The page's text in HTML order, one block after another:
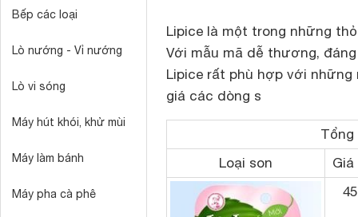
Bếp các loại
Lò nướng - Vỉ nướng
Lò vi sóng
Máy hút khói, khử mùi
Máy làm bánh
Máy pha cà phê
Lipice là một trong những
Với mẫu mã dễ thương,
Lipice rất phù hợp với
giá các dòng s
Tổng
Loại son
Giá